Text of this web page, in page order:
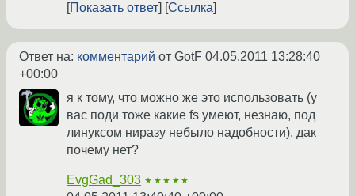
Показать ответ Ссылка
Ответ на: комментарий от GotF 04.05.2011 13:28:40
+00:00
я к тому, что можно же это использовать (у
вас поди тоже какие fs умеют, незнаю, под
линуксом ниразу небыло надобности). дак
почему нет?
EvgGad_303 ★★★★★